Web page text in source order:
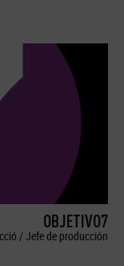
OBJETIVO7
/ Jefe de producción